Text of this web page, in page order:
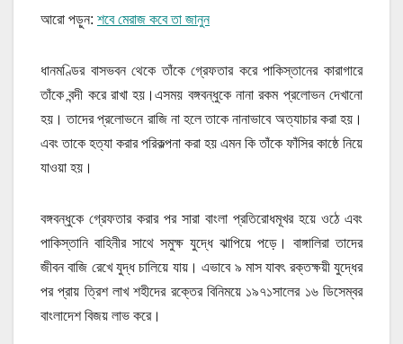
আরো পড়ুন: শবে মেরাজ কবে তা জানুন
ধানমণ্ডির বাসভবন থেকে তাঁকে গ্রেফতার করে পাকিস্তানের কারাগারে
তাঁকে বন্দী করে রাখা হয়।এসময় বঙ্গবন্ধুকে নানা রকম প্রলোভন দেখানো
হয়। তাদের প্রলোভনে রাজি না হলে তাকে নানাভাবে অত্যাচার করা হয়।
এবং তাকে হত্যা করার পরিকল্পনা করা হয় এমন কি তাঁকে ফাঁসির কাষ্ঠে নিয়ে
যাওয়া হয়।
বঙ্গবন্ধুকে গ্রেফতার করার পর সারা বাংলা প্রতিরোধমূখর হয়ে ওঠে এবং
পাকিস্তানি বাহিনীর সাথে সমুক্ষ যুদ্ধে ঝাপিয়ে পড়ে। বাঙ্গালিরা তাদের
জীবন বাজি রেখে যুদ্ধ চালিয়ে যায়। এভাবে ৯ মাস যাবৎ রক্তক্ষয়ী যুদ্ধের
পর প্রায় ত্রিশ লাখ শহীদের রক্তের বিনিময়ে ১৯৭১সালের ১৬ ডিসেম্বর
বাংলাদেশ বিজয় লাভ করে।